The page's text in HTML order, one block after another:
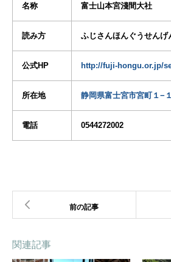
名称 富士山本宮淺間大社
読み方 ふじさんほんぐうせんげ
公式HP http://fuji-hongu.or.jp/
所在地 静岡県富士宮市宮町１−１
電話 0544272002
関連記事